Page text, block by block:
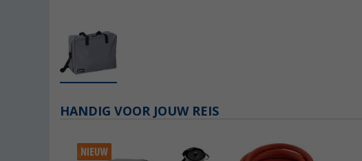
HANDIG VOOR JOUW REIS